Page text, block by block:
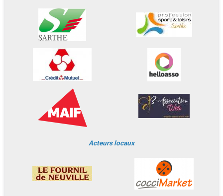
Acteurs locaux